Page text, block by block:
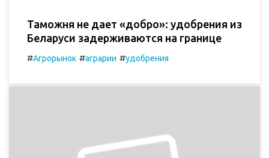
Таможня не дает «добро»: удобрения из
Беларуси задерживаются на границе
#Агрорынок #аграрии #удобрения